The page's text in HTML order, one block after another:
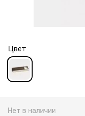
Цвет
Нет в наличии